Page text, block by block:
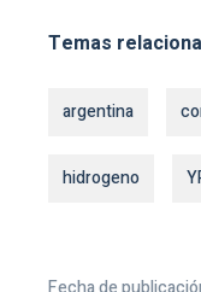
Temas
argentina
hidrogeno